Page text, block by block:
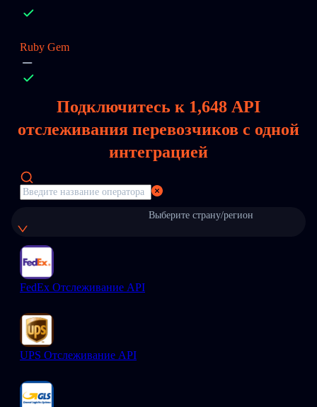
Ruby Gem
Подключитесь к 1,648 API
отслеживания перевозчиков с одной
интеграцией
Выберите страну/регион
FedEx Отслеживание API
UPS Отслеживание API